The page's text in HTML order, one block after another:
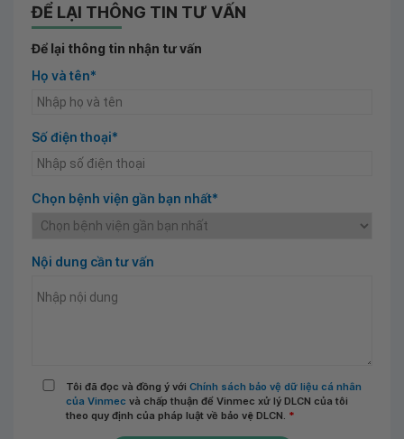
ĐỂ LẠI THÔNG TIN TƯ VẤN
Để lại thông tin nhận tư vấn
Họ và tên*
Số điện thoại*
Chọn bệnh viện gần bạn nhất*
Nội dung cần tư vấn
Tôi đã đọc và đồng ý với Chính sách bảo vệ dữ liệu cá nhân
của Vinmec và chấp thuận để Vinmec xử lý DLCN của tôi
theo quy định của pháp luật về bảo vệ DLCN. *